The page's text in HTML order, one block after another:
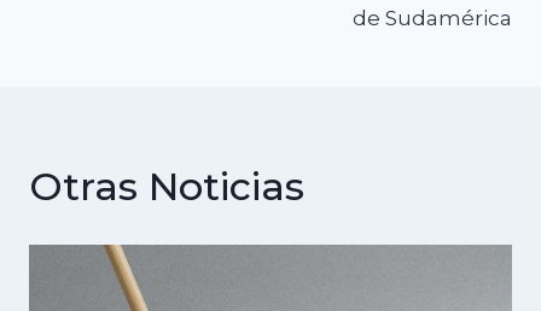
de Sudamérica
Otras Noticias